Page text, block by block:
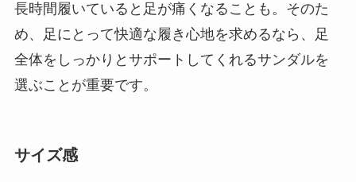
長時間履いていると足が痛くなることも。そのた
め、足にとって快適な履き心地を求めるなら、足
全体をしっかりとサポートしてくれるサンダルを
選ぶことが重要です。
サイズ感